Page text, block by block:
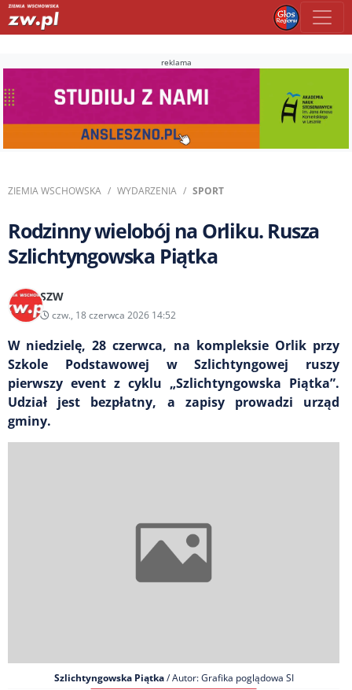
reklama
ZIEMIA WSCHOWSKA WYDARZENIA SPORT
Rodzinny wielobój na Orliku. Rusza
Szlichtyngowska Piątka
SZW
czw., 18 czerwca 2026 14:52
W niedzielę, 28 czerwca, na kompleksie Orlik przy
Szkole Podstawowej w Szlichtyngowej ruszy
pierwszy event z cyklu „Szlichtyngowska Piątka”.
Udział jest bezpłatny, a zapisy prowadzi urząd
gminy.
Szlichtyngowska Piątka / Autor: Grafika poglądowa SI